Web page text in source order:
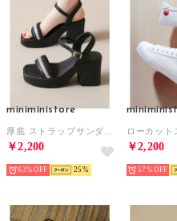
miniministore
￥2,200
63% 25
￥2,200
57%